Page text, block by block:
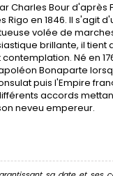
Charles Bour
en 1846. Il s'agit
volée de
brillante, il
Né en
Bonaparte
puis l'Empire
accords
neveu empereur.